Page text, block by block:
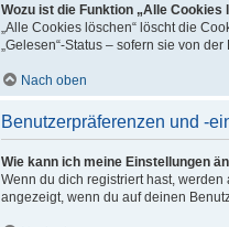
Wozu ist die Funktion „Alle Cookies
„Alle Cookies löschen“ löscht die
„Gelesen“-Status – sofern sie von
Nach oben
Benutzerpräferenzen und -
Wie kann ich meine Einstellungen
Wenn du dich registriert hast,
angezeigt, wenn du auf deinen